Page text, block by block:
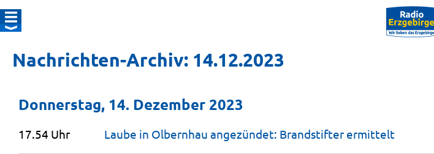
Nachrichten-Archiv: 14.12.2023
Donnerstag, 14. Dezember 2023
17.54 Uhr Laube in Olbernhau angezündet: Brandstifter ermittelt